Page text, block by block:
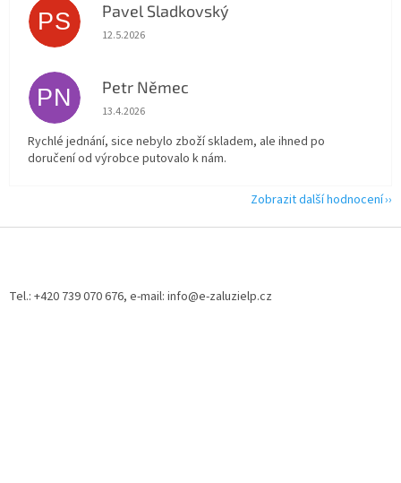
PS Pavel Sladkovský
Hodnocení obchodu je 5 z 5 hvězdiček.
12.5.2026
PN Petr Němec
Hodnocení obchodu je 5 z 5 hvězdiček.
13.4.2026
Rychlé jednání, sice nebylo zboží skladem, ale ihned po
doručení od výrobce putovalo k nám.
Zobrazit další hodnocení
Tel.: +420 739 070 676, e-mail: info@e-zaluzielp.cz